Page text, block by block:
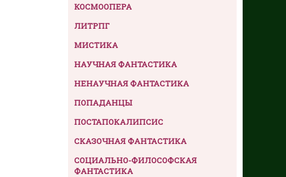
КОСМООПЕРА
ЛИТРПГ
МИСТИКА
НАУЧНАЯ ФАНТАСТИКА
НЕНАУЧНАЯ ФАНТАСТИКА
ПОПАДАНЦЫ
ПОСТАПОКАЛИПСИС
СКАЗОЧНАЯ ФАНТАСТИКА
СОЦИАЛЬНО-ФИЛОСОФСКАЯ
ФАНТАСТИКА